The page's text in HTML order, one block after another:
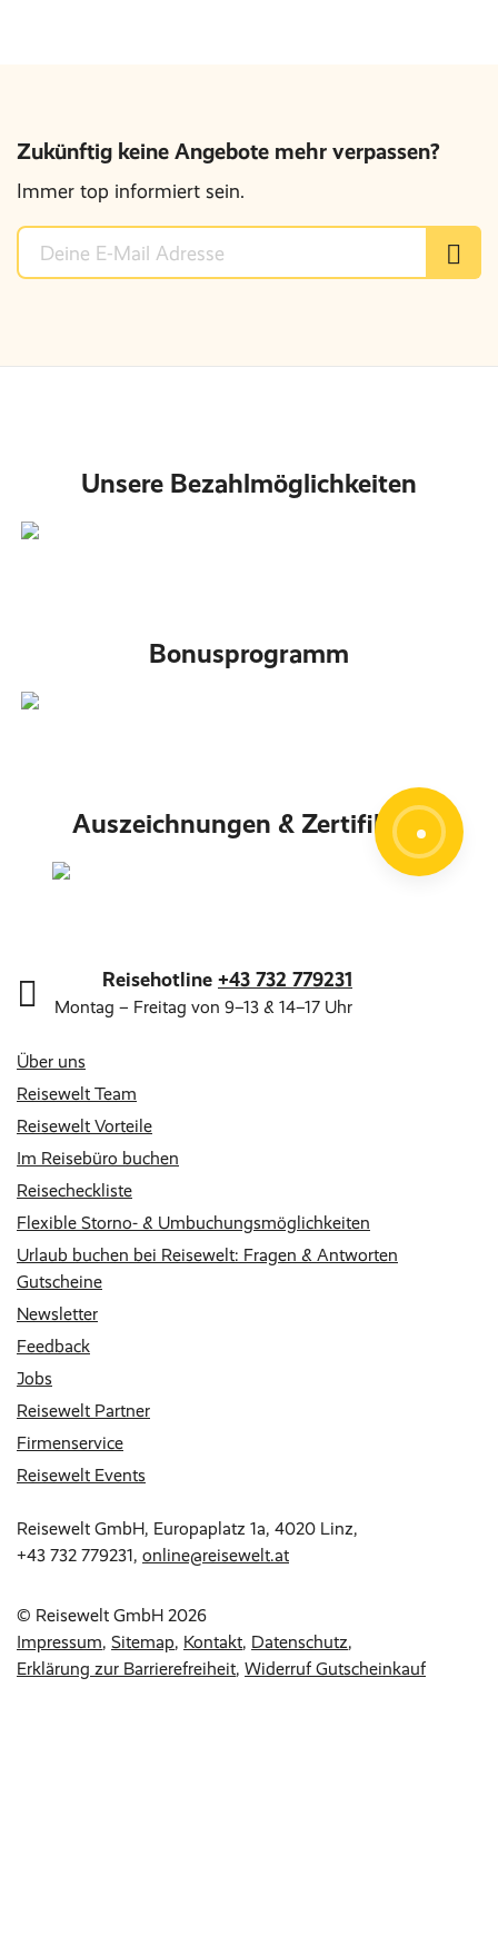
Zukünftig keine Angebote mehr verpassen?
Immer top informiert sein.
Unsere Bezahlmöglichkeiten
Bonusprogramm
Auszeichnungen & Zertifikate
Über uns
Reisewelt Team
Reisewelt Vorteile
Im Reisebüro buchen
Reisecheckliste
Flexible Storno- & Umbuchungsmöglichkeiten
Urlaub buchen bei Reisewelt: Fragen & Antworten
Gutscheine
Newsletter
Feedback
Jobs
Reisewelt Partner
Firmenservice
Reisewelt Events
Reisehotline +43 732 779231
Montag – Freitag von 9–13 & 14–17 Uhr
Reisewelt GmbH, Europaplatz 1a, 4020 Linz,
+43 732 779231, online@reisewelt.at
© Reisewelt GmbH 2026
Impressum Sitemap Kontakt Datenschutz
Erklärung zur Barrierefreiheit Widerruf Gutscheinkauf